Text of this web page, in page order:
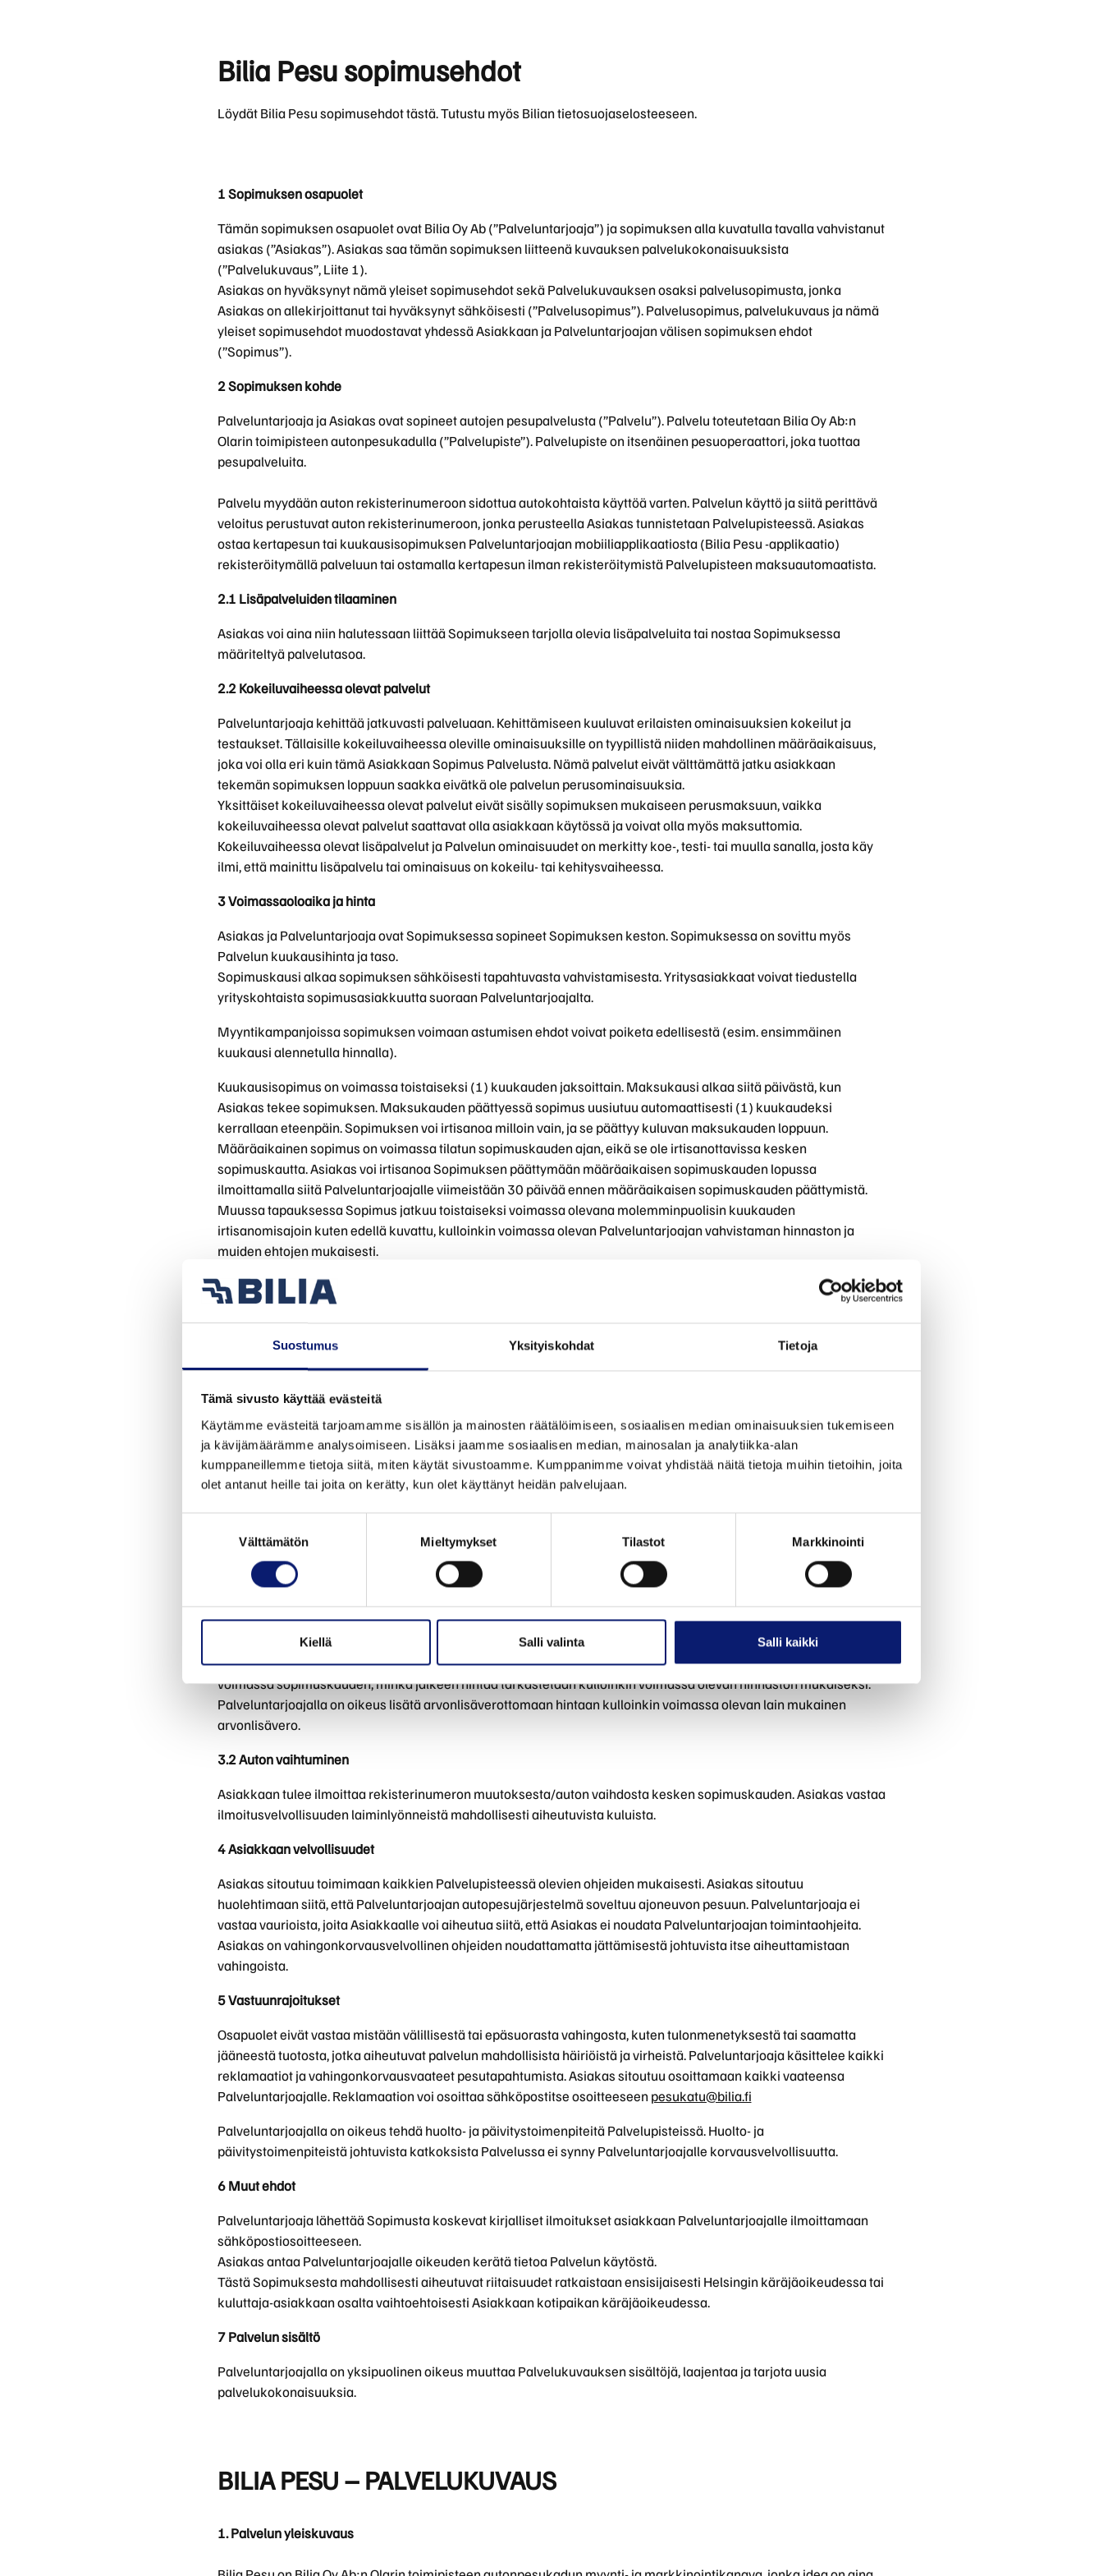
Suostumus Yksityiskohdat Tietoja
Tämä sivusto käyttää evästeitä
Käytämme evästeitä tarjoamamme sisällön ja mainosten räätälöimiseen, sosiaalisen median ominaisuuksien tukemiseen
ja kävijämäärämme analysoimiseen. Lisäksi jaamme sosiaalisen median, mainosalan ja analytiikka-alan
kumppaneillemme tietoja siitä, miten käytät sivustoamme. Kumppanimme voivat yhdistää näitä tietoja muihin tietoihin, joita
olet antanut heille tai joita on kerätty, kun olet käyttänyt heidän palvelujaan.
Välttämätön Mieltymykset Tilastot Markkinointi
Kiellä Salli valinta Salli kaikki
V60
Uudet Volvo Long Range -lataushybridit 60- ja 90-
sarjoihin sekä EX30, EC40, EX40 ja EX90 -
Vientiautopalvelut | Bilia
Taksit
Uusi XC60 T8 Ultra Edition alk. 819 €/kk
lataushybridinä. Huolettomalla yksityisleasingillä alk. 819 €/kk. Tutustu tarkemmin!
Bilia Pesu sopimusehdot
Löydät Bilia Pesu sopimusehdot tästä. Tutustu myös Bilian tietosuojaselosteeseen.
1 Sopimuksen osapuolet
Tämän sopimuksen osapuolet ovat Bilia Oy Ab (”Palveluntarjoaja”) ja sopimuksen alla kuvatulla tavalla vahvistanut
asiakas (”Asiakas”). Asiakas saa tämän sopimuksen liitteenä kuvauksen palvelukokonaisuuksista
(”Palvelukuvaus”, Liite 1).
Asiakas on hyväksynyt nämä yleiset sopimusehdot sekä Palvelukuvauksen osaksi palvelusopimusta, jonka
Asiakas on allekirjoittanut tai hyväksynyt sähköisesti (”Palvelusopimus”). Palvelusopimus, palvelukuvaus ja nämä
yleiset sopimusehdot muodostavat yhdessä Asiakkaan ja Palveluntarjoajan välisen sopimuksen ehdot
(”Sopimus”).
2 Sopimuksen kohde
Palveluntarjoaja ja Asiakas ovat sopineet autojen pesupalvelusta (”Palvelu”). Palvelu toteutetaan Bilia Oy Ab:n
Olarin toimipisteen autonpesukadulla (”Palvelupiste”). Palvelupiste on itsenäinen pesuoperaattori, joka tuottaa
pesupalveluita.
Palvelu myydään auton rekisterinumeroon sidottua autokohtaista käyttöä varten. Palvelun käyttö ja siitä perittävä
veloitus perustuvat auton rekisterinumeroon, jonka perusteella Asiakas tunnistetaan Palvelupisteessä. Asiakas
ostaa kertapesun tai kuukausisopimuksen Palveluntarjoajan mobiiliapplikaatiosta (Bilia Pesu -applikaatio)
rekisteröitymällä palveluun tai ostamalla kertapesun ilman rekisteröitymistä Palvelupisteen maksuautomaatista.
2.1 Lisäpalveluiden tilaaminen
Asiakas voi aina niin halutessaan liittää Sopimukseen tarjolla olevia lisäpalveluita tai nostaa Sopimuksessa
määriteltyä palvelutasoa.
2.2 Kokeiluvaiheessa olevat palvelut
Palveluntarjoaja kehittää jatkuvasti palveluaan. Kehittämiseen kuuluvat erilaisten ominaisuuksien kokeilut ja
testaukset. Tällaisille kokeiluvaiheessa oleville ominaisuuksille on tyypillistä niiden mahdollinen määräaikaisuus,
joka voi olla eri kuin tämä Asiakkaan Sopimus Palvelusta. Nämä palvelut eivät välttämättä jatku asiakkaan
tekemän sopimuksen loppuun saakka eivätkä ole palvelun perusominaisuuksia.
Yksittäiset kokeiluvaiheessa olevat palvelut eivät sisälly sopimuksen mukaiseen perusmaksuun, vaikka
kokeiluvaiheessa olevat palvelut saattavat olla asiakkaan käytössä ja voivat olla myös maksuttomia.
Kokeiluvaiheessa olevat lisäpalvelut ja Palvelun ominaisuudet on merkitty koe-, testi- tai muulla sanalla, josta käy
ilmi, että mainittu lisäpalvelu tai ominaisuus on kokeilu- tai kehitysvaiheessa.
3 Voimassaoloaika ja hinta
Asiakas ja Palveluntarjoaja ovat Sopimuksessa sopineet Sopimuksen keston. Sopimuksessa on sovittu myös
Palvelun kuukausihinta ja taso.
Sopimuskausi alkaa sopimuksen sähköisesti tapahtuvasta vahvistamisesta. Yritysasiakkaat voivat tiedustella
yrityskohtaista sopimusasiakkuutta suoraan Palveluntarjoajalta.
Myyntikampanjoissa sopimuksen voimaan astumisen ehdot voivat poiketa edellisestä (esim. ensimmäinen
kuukausi alennetulla hinnalla).
Kuukausisopimus on voimassa toistaiseksi (1) kuukauden jaksoittain. Maksukausi alkaa siitä päivästä, kun
Asiakas tekee sopimuksen. Maksukauden päättyessä sopimus uusiutuu automaattisesti (1) kuukaudeksi
kerrallaan eteenpäin. Sopimuksen voi irtisanoa milloin vain, ja se päättyy kuluvan maksukauden loppuun.
Määräaikainen sopimus on voimassa tilatun sopimuskauden ajan, eikä se ole irtisanottavissa kesken
sopimuskautta. Asiakas voi irtisanoa Sopimuksen päättymään määräaikaisen sopimuskauden lopussa
ilmoittamalla siitä Palveluntarjoajalle viimeistään 30 päivää ennen määräaikaisen sopimuskauden päättymistä.
Muussa tapauksessa Sopimus jatkuu toistaiseksi voimassa olevana molemminpuolisin kuukauden
irtisanomisajoin kuten edellä kuvattu, kulloinkin voimassa olevan Palveluntarjoajan vahvistaman hinnaston ja
muiden ehtojen mukaisesti.
Mikäli Asiakas tilaa palvelun käyttäen Palveluntarjoajan mobiiliapplikaatiota, syntyy Sopimus, kun Asiakas on
vahvistanut Sopimuksen. Kuluttaja-asiakkaalla on tällöin kuluttajansuojalain (38/1978) 6 luvun säännösten
perusteella oikeus peruuttaa etämyyntisopimus 14 vuorokauden kuluessa palvelusopimuksen tekemisestä.
Sopimuksen voi peruuttaa mobiiliapplikaatiosta tai sähköpostilla tai kirjeellä osoitteeseen:
Mikäli Asiakas peruu Sopimuksen kuluttajansuojalain 6 luvun 14 §:n perusteella viimeistään 14 päivän kuluttua,
on Palveluntarjoajalla oikeus veloittaa Asiakkaan käyttämät autopesupalvelut hinnaston mukaisella
kertapesuhinnalla.
Palveluntarjoaja pidättää itsellään oikeuden irtisanoa sopimus, mikäli Asiakas tahallisesti hyväksikäyttää
kuukaudessa. Kuukausisopimuspaketeissa on ilmoitettu sopimukseen sisältyvä kuukausittainen pesumäärä.
Palveluntarjoajalla on oikeus veloittaa ilmoitetun enimmäismäärän ylittävät pesukerrat kertapesuhinnaston
mukaisesti.
Palvelun hinta määritellään sopimuksentekohetkellä kulloinkin voimassa olevan hinnaston mukaisesti. Hinta on
voimassa sopimuskauden, minkä jälkeen hintaa tarkastetaan kulloinkin voimassa olevan hinnaston mukaiseksi.
Palveluntarjoajalla on oikeus lisätä arvonlisäverottomaan hintaan kulloinkin voimassa olevan lain mukainen
arvonlisävero.
3.2 Auton vaihtuminen
Asiakkaan tulee ilmoittaa rekisterinumeron muutoksesta/auton vaihdosta kesken sopimuskauden. Asiakas vastaa
ilmoitusvelvollisuuden laiminlyönneistä mahdollisesti aiheutuvista kuluista.
4 Asiakkaan velvollisuudet
Asiakas sitoutuu toimimaan kaikkien Palvelupisteessä olevien ohjeiden mukaisesti. Asiakas sitoutuu
huolehtimaan siitä, että Palveluntarjoajan autopesujärjestelmä soveltuu ajoneuvon pesuun. Palveluntarjoaja ei
vastaa vaurioista, joita Asiakkaalle voi aiheutua siitä, että Asiakas ei noudata Palveluntarjoajan toimintaohjeita.
Asiakas on vahingonkorvausvelvollinen ohjeiden noudattamatta jättämisestä johtuvista itse aiheuttamistaan
vahingoista.
5 Vastuunrajoitukset
Osapuolet eivät vastaa mistään välillisestä tai epäsuorasta vahingosta, kuten tulonmenetyksestä tai saamatta
jääneestä tuotosta, jotka aiheutuvat palvelun mahdollisista häiriöistä ja virheistä. Palveluntarjoaja käsittelee kaikki
reklamaatiot ja vahingonkorvausvaateet pesutapahtumista. Asiakas sitoutuu osoittamaan kaikki vaateensa
Palveluntarjoajalle. Reklamaation voi osoittaa sähköpostitse osoitteeseenpesukatu@bilia.fi
Palveluntarjoajalla on oikeus tehdä huolto- ja päivitystoimenpiteitä Palvelupisteissä. Huolto- ja
päivitystoimenpiteistä johtuvista katkoksista Palvelussa ei synny Palveluntarjoajalle korvausvelvollisuutta.
6 Muut ehdot
Palveluntarjoaja lähettää Sopimusta koskevat kirjalliset ilmoitukset asiakkaan Palveluntarjoajalle ilmoittamaan
sähköpostiosoitteeseen.
Asiakas antaa Palveluntarjoajalle oikeuden kerätä tietoa Palvelun käytöstä.
Tästä Sopimuksesta mahdollisesti aiheutuvat riitaisuudet ratkaistaan ensisijaisesti Helsingin käräjäoikeudessa tai
kuluttaja-asiakkaan osalta vaihtoehtoisesti Asiakkaan kotipaikan käräjäoikeudessa.
7 Palvelun sisältö
Palveluntarjoajalla on yksipuolinen oikeus muuttaa Palvelukuvauksen sisältöjä, laajentaa ja tarjota uusia
palvelukokonaisuuksia.
BILIA PESU – PALVELUKUVAUS
1. Palvelun yleiskuvaus